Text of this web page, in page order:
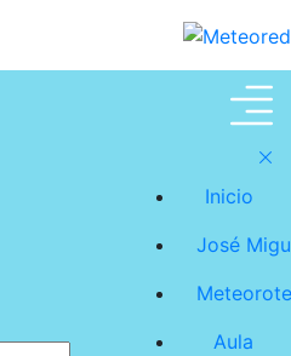
Inicio
José
Aula
climático